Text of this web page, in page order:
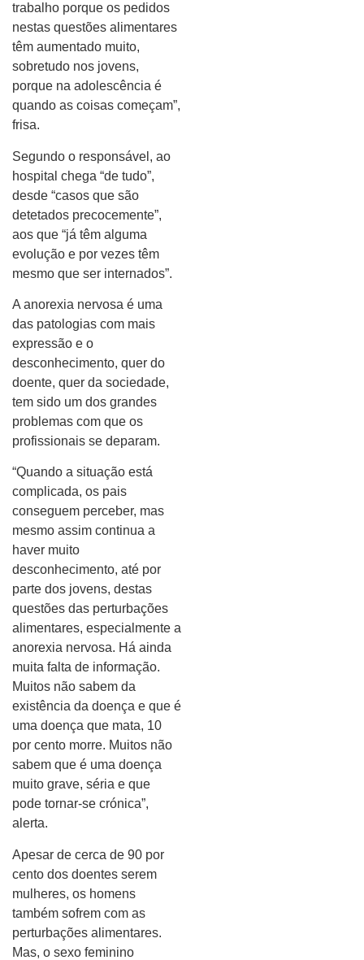
trabalho porque os pedidos
nestas questões alimentares
têm aumentado muito,
sobretudo nos jovens,
porque na adolescência é
quando as coisas começam”,
frisa.
Segundo o responsável, ao
hospital chega “de tudo”,
desde “casos que são
detetados precocemente”,
aos que “já têm alguma
evolução e por vezes têm
mesmo que ser internados”.
A anorexia nervosa é uma
das patologias com mais
expressão e o
desconhecimento, quer do
doente, quer da sociedade,
tem sido um dos grandes
problemas com que os
profissionais se deparam.
“Quando a situação está
complicada, os pais
conseguem perceber, mas
mesmo assim continua a
haver muito
desconhecimento, até por
parte dos jovens, destas
questões das perturbações
alimentares, especialmente a
anorexia nervosa. Há ainda
muita falta de informação.
Muitos não sabem da
existência da doença e que é
uma doença que mata, 10
por cento morre. Muitos não
sabem que é uma doença
muito grave, séria e que
pode tornar-se crónica”,
alerta.
Apesar de cerca de 90 por
cento dos doentes serem
mulheres, os homens
também sofrem com as
perturbações alimentares.
Mas, o sexo feminino